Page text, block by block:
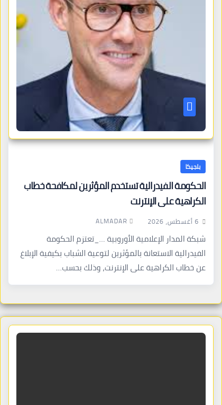
بلجيكا
الحكومة الفيدرالية تستخدم المؤثرين لمكافحة خطاب
الكراهية على الإنترنت
6 أغسطس، 2026 ALMADAR
شبكة المدار الإعلامية الأوروبية …_تعتزم الحكومة
الفيدرالية الاستعانة بالمؤثرين لتوعية الشباب بكيفية الإبلاغ
عن خطاب الكراهية على الإنترنت، وذلك بحسب…